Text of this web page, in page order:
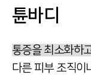
튠바디
통증을 최소화하
다른 피부 조직이